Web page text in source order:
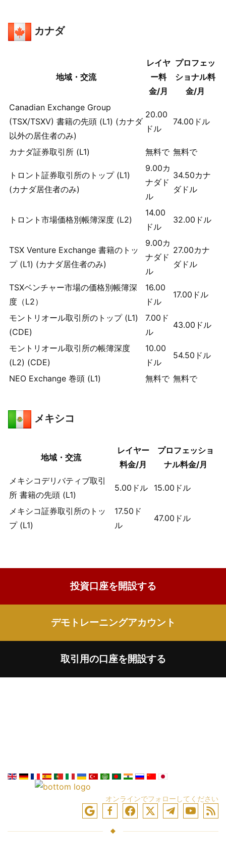
カナダ
地域・交流
レイヤ
ー料
金/月
プロフェッ
ショナル料
金/月
Canadian Exchange Group
(TSX/TSXV) 書籍の先頭 (L1) (カナダ
以外の居住者のみ)
20.00
ドル
74.00 ドル
カナダ証券取引所 (L1) 無料で 無料で
トロント証券取引所のトップ (L1)
(カナダ居住者のみ)
9.00カ
ナダド
ル
34.50カナ
ダドル
トロント市場価格別帳簿深度 (L2)
14.00
ドル
32.00 ドル
TSX Venture Exchange 書籍のトッ
プ (L1) (カナダ居住者のみ)
9.00カ
ナダド
ル
27.00カナ
ダドル
TSXベンチャー市場の価格別帳簿深
度（L2）
16.00
ドル
17.00 ドル
モントリオール取引所のトップ (L1)
(CDE)
7.00 ド
ル
43.00 ドル
モントリオール取引所の帳簿深度
(L2) (CDE)
10.00
ドル
54.50 ドル
NEO Exchange 巻頭 (L1) 無料で 無料で
メキシコ
地域・交流
レイヤー
料金/月
プロフェッショ
ナル料金/月
メキシコデリバティブ取引
所 書籍の先頭 (L1)
5.00 ドル 15.00 ドル
メキシコ証券取引所のトッ
プ (L1)
17.50 ド
ル
47.00 ドル
投資口座を開設する
デモトレーニングアカウント
取引用の口座を開設する
オンラインでフォローしてください